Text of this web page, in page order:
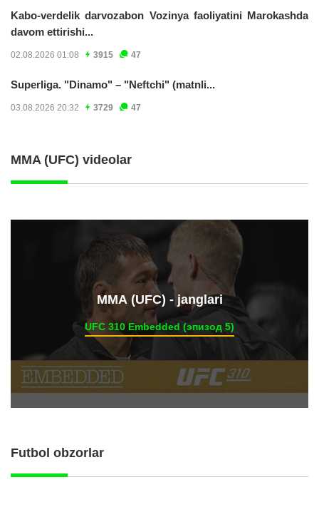
Kabo-verdelik darvozabon Vozinya faoliyatini Marokashda
davom ettirishi...
02.08.2026 01:08 3915 47
Superliga. "Dinamo" – "Neftchi" (matnli...
03.08.2026 20:32 3729 47
MMA (UFC) videolar
ММА (UFC) - janglari
UFC 310 Embedded (эпизод 5)
Futbol obzorlar